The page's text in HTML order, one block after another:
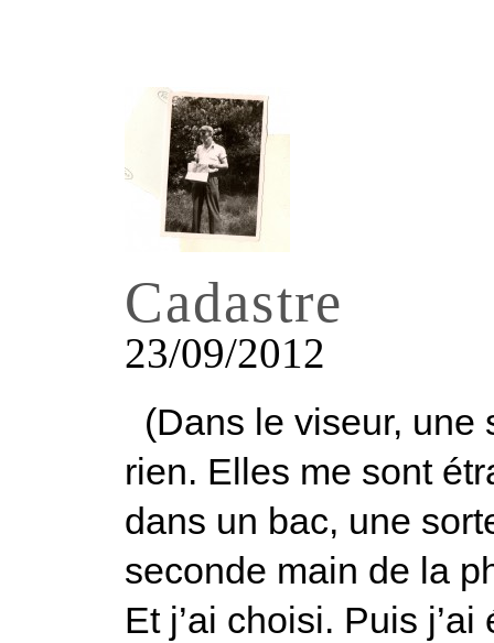
Cadastre
23/09/2012
(Dans le viseur, une
rien. Elles me sont
dans un bac, une
seconde main de la
Et j’ai choisi. Puis